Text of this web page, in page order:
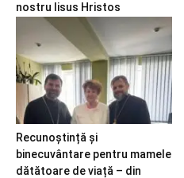
nostru Iisus Hristos
Recunoștință și
binecuvântare pentru mamele
dătătoare de viață – din